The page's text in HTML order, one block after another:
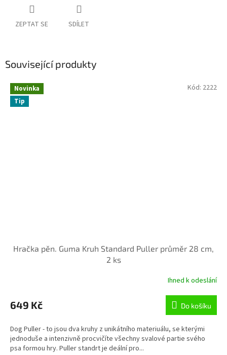
ZEPTAT SE SDÍLET
Související produkty
Novinka
Tip
Hračka pěn. Guma Kruh Standard Puller průměr 28 cm,
2 ks
produktu
je
z
5
hvězdiček.
Ihned k odeslání
649 Kč Do košíku
Dog Puller - to jsou dva kruhy z unikátního materiuálu, se kterými
jednoduše a intenzivně procvičíte všechny svalové partie svého
psa formou hry. Puller standrt je deální pro...
Kód: 2222